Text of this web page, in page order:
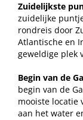
Zuidelijkste
zuidelijke
rondreis door
Atlantische en
geweldige plek
Begin van de
begin van de
mooiste locatie
aan het water